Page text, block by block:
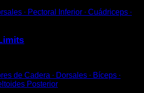
∙ Pectoral Inferior ∙ Cuádriceps ∙
de Cadera ∙ Dorsales ∙ Bíceps ∙
Posterior